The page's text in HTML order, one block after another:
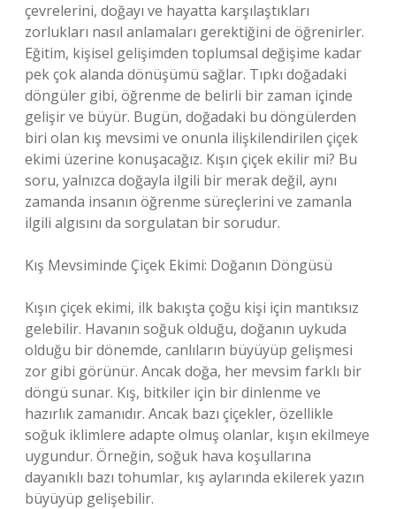
çevrelerini, doğayı ve hayatta karşılaştıkları
zorlukları nasıl anlamaları gerektiğini de öğrenirler.
Eğitim, kişisel gelişimden toplumsal değişime kadar
pek çok alanda dönüşümü sağlar. Tıpkı doğadaki
döngüler gibi, öğrenme de belirli bir zaman içinde
gelişir ve büyür. Bugün, doğadaki bu döngülerden
biri olan kış mevsimi ve onunla ilişkilendirilen çiçek
ekimi üzerine konuşacağız. Kışın çiçek ekilir mi? Bu
soru, yalnızca doğayla ilgili bir merak değil, aynı
zamanda insanın öğrenme süreçlerini ve zamanla
ilgili algısını da sorgulatan bir sorudur.
Kış Mevsiminde Çiçek Ekimi: Doğanın Döngüsü
Kışın çiçek ekimi, ilk bakışta çoğu kişi için mantıksız
gelebilir. Havanın soğuk olduğu, doğanın uykuda
olduğu bir dönemde, canlıların büyüyüp gelişmesi
zor gibi görünür. Ancak doğa, her mevsim farklı bir
döngü sunar. Kış, bitkiler için bir dinlenme ve
hazırlık zamanıdır. Ancak bazı çiçekler, özellikle
soğuk iklimlere adapte olmuş olanlar, kışın ekilmeye
uygundur. Örneğin, soğuk hava koşullarına
dayanıklı bazı tohumlar, kış aylarında ekilerek yazın
büyüyüp gelişebilir.